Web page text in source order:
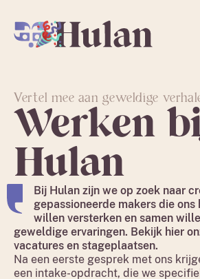
Vertel mee aan geweldige
Werken
Hulan
Bij Hulan zijn we op zoek naar
gepassioneerde makers die ons
willen versterken en samen
geweldige ervaringen. Bekijk hier
vacatures en stageplaatsen.
Na een eerste gesprek met ons
een intake-opdracht, die we